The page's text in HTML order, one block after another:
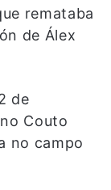
remataba
de Álex
de
Couto
no campo